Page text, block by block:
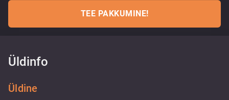
TEE PAKKUMINE!
Üldinfo
Üldine